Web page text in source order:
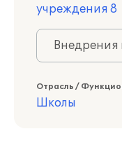
учреждения 8
Внедрения
Отрасль /
Школы